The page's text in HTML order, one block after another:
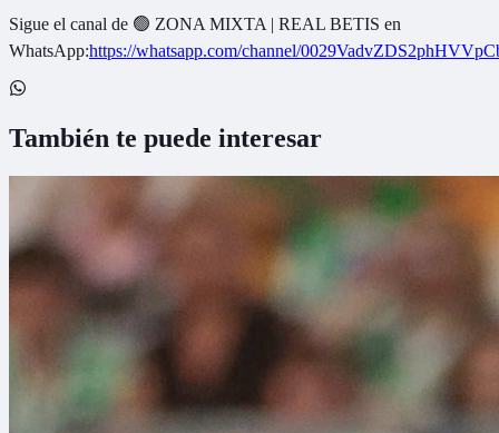
Sigue el canal de 🟢 ZONA MIXTA | REAL BETIS en
WhatsApp:https://whatsapp.com/channel/
También te puede interesar